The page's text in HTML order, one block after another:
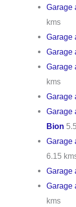
Garage
kms
Garage
Garage
Garage
kms
Garage
Garage
Bion
Garage
6.15
Garage
Garage
kms